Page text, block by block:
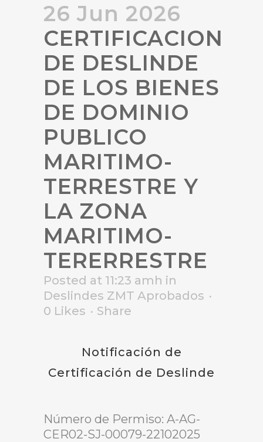
26 Jun 2026
CERTIFICACION
DE DESLINDE
DE LOS BIENES
DE DOMINIO
PUBLICO
MARITIMO-
TERRESTRE Y
LA ZONA
MARITIMO-
TERERRESTRE
Posted at 11:23 amh in
Deslindes ZMT Aprobados
0 Likes Share
Notificación de
Certificación de Deslinde
Número de Permiso: A-AG-
CER02-SJ-00079-22102025